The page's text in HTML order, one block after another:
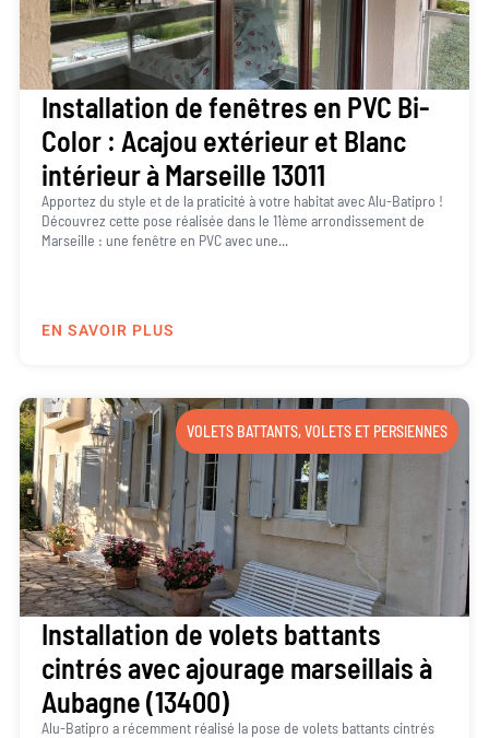
Installation de fenêtres en PVC Bi-
Color : Acajou extérieur et Blanc
intérieur à Marseille 13011
Apportez du style et de la praticité à votre habitat avec Alu-Batipro !
Découvrez cette pose réalisée dans le 11ème arrondissement de
Marseille : une fenêtre en PVC avec une...
EN SAVOIR PLUS
VOLETS BATTANTS,VOLETS ET PERSIENNES
Installation de volets battants
cintrés avec ajourage marseillais à
Aubagne (13400)
Alu-Batipro a récemment réalisé la pose de volets battants cintrés